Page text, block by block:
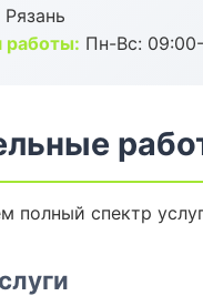
Рязань
Пн-Вс:
полный спектр